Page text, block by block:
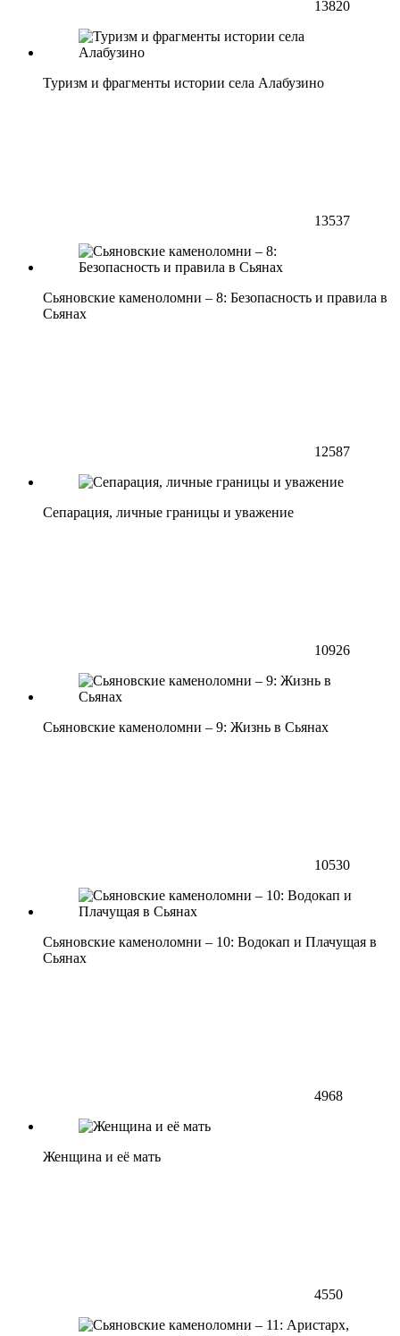
13820
Туризм и фрагменты истории села Алабузино
13537
Сьяновские каменоломни – 8: Безопасность и правила в
Сьянах
12587
Сепарация, личные границы и уважение
10926
Сьяновские каменоломни – 9: Жизнь в Сьянах
10530
Сьяновские каменоломни – 10: Водокап и Плачущая в
Сьянах
4968
Женщина и её мать
4550